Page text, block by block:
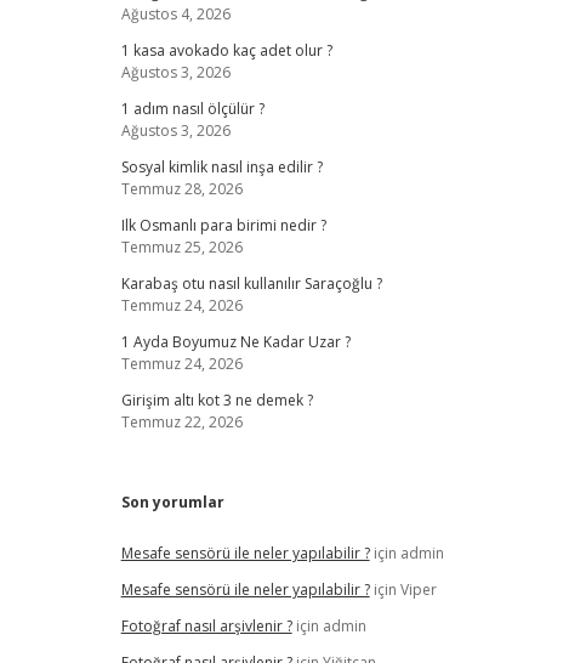
Ağustos 4, 2026
1 kasa avokado kaç adet olur ?
Ağustos 3, 2026
1 adım nasıl ölçülür ?
Ağustos 3, 2026
Sosyal kimlik nasıl inşa edilir ?
Temmuz 28, 2026
Ilk Osmanlı para birimi nedir ?
Temmuz 25, 2026
Karabaş otu nasıl kullanılır Saraçoğlu ?
Temmuz 24, 2026
1 Ayda Boyumuz Ne Kadar Uzar ?
Temmuz 24, 2026
Girişim altı kot 3 ne demek ?
Temmuz 22, 2026
Son yorumlar
Mesafe sensörü ile neler yapılabilir ?için admin
Mesafe sensörü ile neler yapılabilir ?için Viper
Fotoğraf nasıl arşivlenir ?için admin